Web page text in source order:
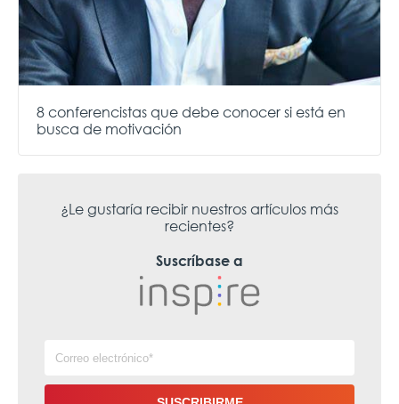
8 conferencistas que debe conocer si está en
busca de motivación
¿Le gustaría recibir nuestros artículos más
recientes?
Suscríbase a